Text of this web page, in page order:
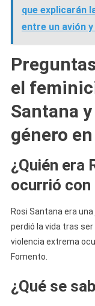
que explicarán
entre un avión
el
Santana
género
¿Quién era
ocurrió con
Rosi Santana era
perdió la vida tras
violencia extrema
Fomento.
¿Qué se